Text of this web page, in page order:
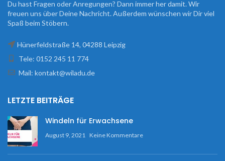
Du hast Fragen oder Anregungen? Dann immer her damit. Wir
freuen uns über Deine Nachricht. Außerdem wünschen wir Dir viel
Spaß beim Stöbern.
Hünerfeldstraße 14, 04288 Leipzig
Tele: 0152 245 11 774
Mail: kontakt@wiladu.de
LETZTE BEITRÄGE
Windeln für Erwachsene
August 9, 2021 Keine Kommentare